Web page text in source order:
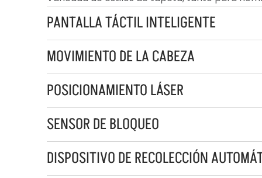
PANTALLA TÁCTIL INTELIGENTE
MOVIMIENTO DE LA CABEZA
POSICIONAMIENTO LÁSER
SENSOR DE BLOQUEO
DISPOSITIVO DE RECOLECCIÓN